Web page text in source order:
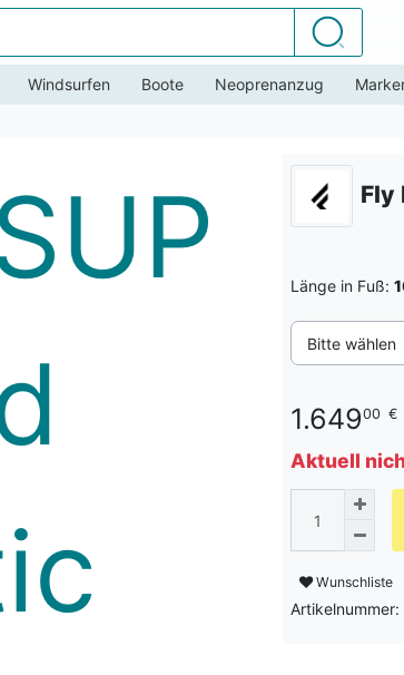
Suchen
Windsurfen Boote Neoprenanzug
Fly
Länge in Fuß:
Bitte wählen
1.64900 €
Aktuell
Wunschliste